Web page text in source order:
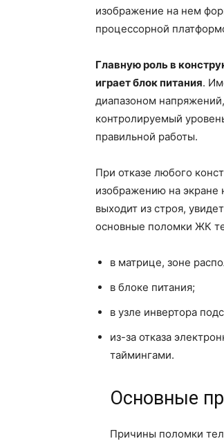
изображение на нем
процессорной
Главную роль в
играет блок питания.
диапазоном
контролируемый
правильной работы.
При отказе любого
изображению на экране
выходит из строя,
основные поломки ЖК
в матрице, зоне
в блоке питания;
в узле инвертора
из-за отказа
таймингами.
Основные
Причины поломки